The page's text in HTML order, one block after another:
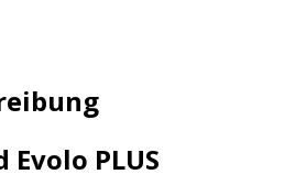
Evolo PLUS